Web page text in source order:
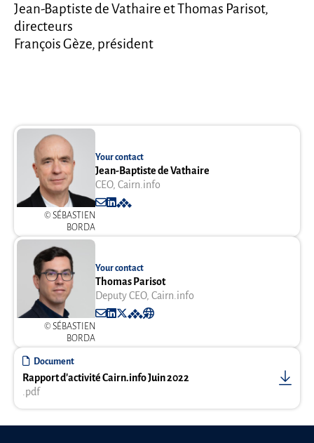
Jean-Baptiste de Vathaire et Thomas Parisot,
directeurs
François Gèze, président
© SÉBASTIEN
BORDA
Your contact
Jean-Baptiste de Vathaire
CEO, Cairn.info
Contact
© SÉBASTIEN
BORDA
Your contact
Thomas Parisot
Deputy CEO, Cairn.info
Contact
Document
Rapport d'activité Cairn.info Juin 2022